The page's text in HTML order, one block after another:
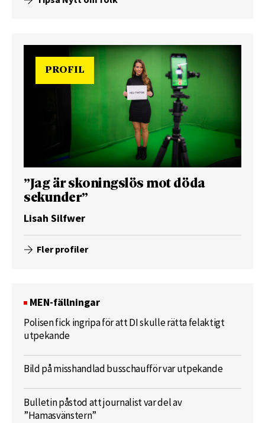
PROFIL
”Jag är skoningslös mot döda
sekunder”
Lisah Silfwer
Fler profiler
MEN-fällningar
Polisen fick ingripa för att DI skulle rätta felaktigt
utpekande
Bild på misshandlad busschaufför var utpekande
Bulletin påstod att journalist var del av
”Hamasvänstern”